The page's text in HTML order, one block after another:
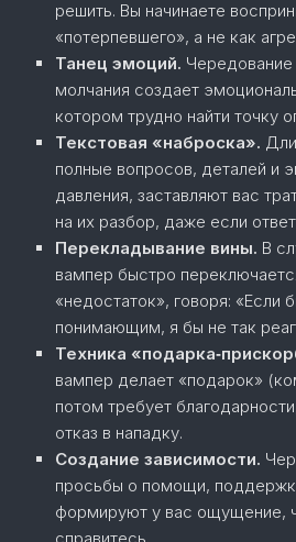
решить. Вы начинаете
«потерпевшего», а не как
Танец эмоций. Чередование
молчания создает
котором трудно найти точку
Текстовая «наброска».
полные вопросов, деталей и
давления, заставляют вас
на их разбор, даже если
Перекладывание вины. В
вампер быстро
«недостаток», говоря: «Если
понимающим, я бы не так
Техника
вампер делает «подарок»
потом требует
отказ в нападку.
Создание зависимости.
просьбы о помощи,
формируют у вас ощущение,